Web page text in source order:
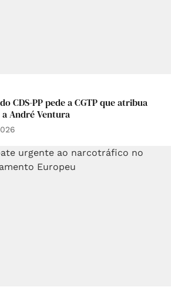
CDS-PP pede a CGTP que atribua
André Ventura